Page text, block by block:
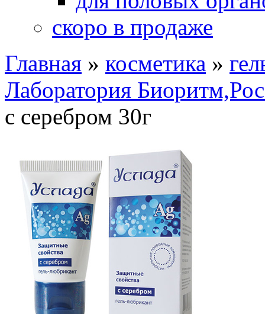
скоро в продаже
Главная » косметика »
Лаборатория
с серебром 30г